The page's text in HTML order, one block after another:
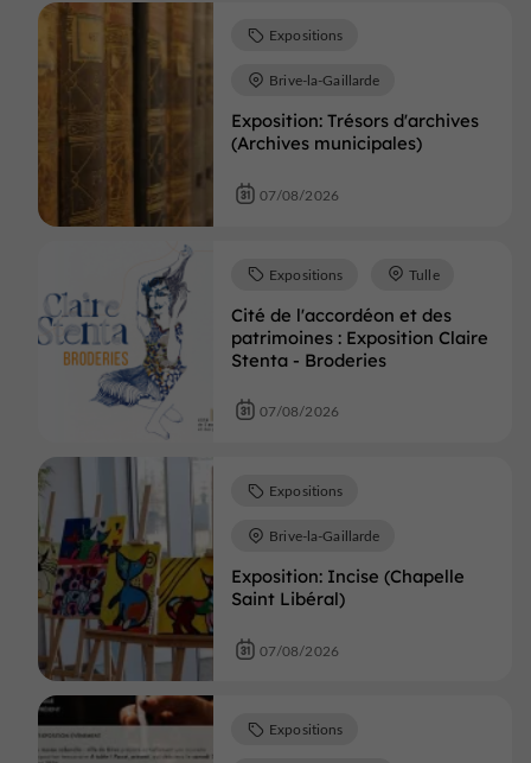
Exposition: Trésors d'archives
(Archives municipales)
Expositions
Brive-la-Gaillarde
07/08/2026
Cité de l'accordéon et des
patrimoines : Exposition Claire
Stenta - Broderies
Expositions Tulle
07/08/2026
Exposition: Incise (Chapelle
Saint Libéral)
Expositions
Brive-la-Gaillarde
07/08/2026
Expositions